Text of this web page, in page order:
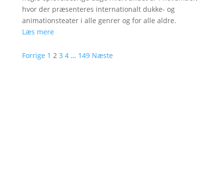
hvor der præsenteres internationalt dukke- og
animationsteater i alle genrer og for alle aldre.
Læs mere
Forrige 1 2 3 4 … 149 Næste